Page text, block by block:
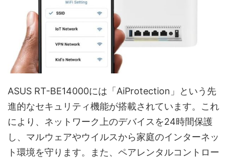
ASUS RT-BE14000には「AiProtection」という先
進的なセキュリティ機能が搭載されています。これ
により、ネットワーク上のデバイスを24時間保護
し、マルウェアやウイルスから家庭のインターネッ
ト環境を守ります。また、ペアレンタルコントロー